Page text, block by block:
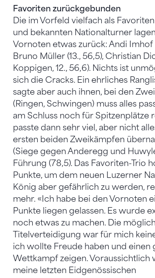
Favoriten zurückgebunden
Die im Vorfeld vielfach als
und bekannten Nationalturner
Vornoten etwas zurück: Andi Imhof
Bruno Müller (13., 56,5), Christian
Koppigen, 12., 56,6). Nichts ist
sich die Cracks. Ein ehrliches
sagte aber auch ihnen, bei den
(Ringen, Schwingen) muss alles
am Schluss noch für Spitzenplätze
passte dann sehr viel, aber nicht
ersten beiden Zweikämpfen
(Siege gegen Anderegg und
Führung (78,5). Das Favoriten-Trio
Punkte, um dem neuen Luzerner
König aber gefährlich zu werden,
mehr. «Ich habe bei den Vornoten
Punkte liegen gelassen. Es wurde
noch etwas zu machen. Die
Titelverteidigung war für mich
ich wollte Freude haben und einen
Wettkampf zeigen. Voraussichtlich
meine letzten Eidgenössischen